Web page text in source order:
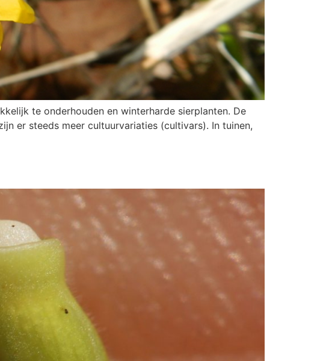
te onderhouden en winterharde sierplanten. De
er steeds meer cultuurvariaties (cultivars). In tuinen,